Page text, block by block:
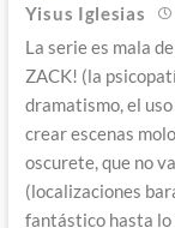
Yisus Iglesias
La serie es mala
ZACK! (la
dramatismo, el
crear escenas
oscurete, que no
(localizaciones
fantástico hasta lo